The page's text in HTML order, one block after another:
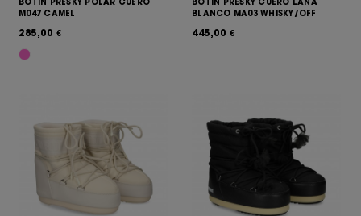
M047 CAMEL
285,00 €
BLANCO MA03 WHISKY/OFF
445,00 €